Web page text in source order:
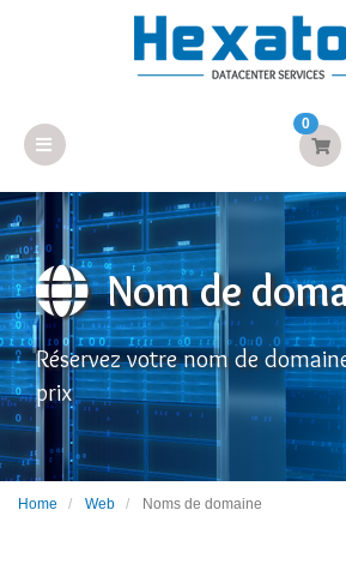
0
Nom de
Réservez votre nom de
prix
Home Web Noms de domaine